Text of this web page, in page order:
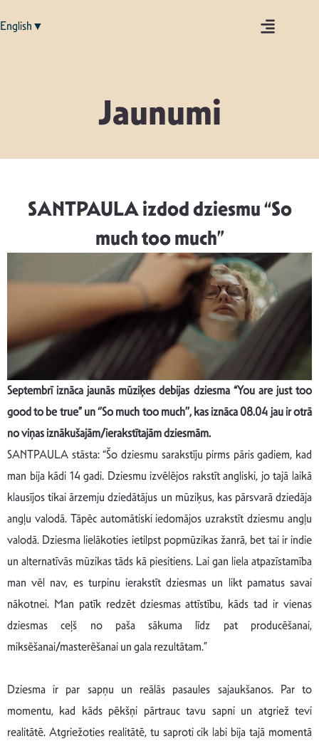
English▼
Jaunumi
SANTPAULA izdod dziesmu “So
much too much”
Septembrī iznāca jaunās mūziķes debijas dziesma “You are just too
good to be true” un ‘’So much too much’’, kas iznāca 08.04 jau ir otrā
no viņas iznākušajām/ierakstītajām dziesmām.
SANTPAULA stāsta: “Šo dziesmu sarakstīju pirms pāris gadiem, kad
man bija kādi 14 gadi. Dziesmu izvēlējos rakstīt angliski, jo tajā laikā
klausījos tikai ārzemju dziedātājus un mūziķus, kas pārsvarā dziedāja
angļu valodā. Tāpēc automātiski iedomājos uzrakstīt dziesmu angļu
valodā. Dziesma lielākoties ietilpst popmūzikas žanrā, bet tai ir indie
un alternatīvās mūzikas tāds kā piesitiens. Lai gan liela atpazīstamība
man vēl nav, es turpinu ierakstīt dziesmas un likt pamatus savai
nākotnei. Man patīk redzēt dziesmas attīstību, kāds tad ir vienas
dziesmas ceļš no paša sākuma līdz pat producēšanai,
miksēšanai/masterēšanai un gala rezultātam.”
Dziesma ir par sapņu un reālās pasaules sajaukšanos. Par to
momentu, kad kāds pēkšņi pārtrauc tavu sapni un atgriež tevi
realitātē. Atgriežoties realitātē, tu saproti cik labi bija tajā momentā